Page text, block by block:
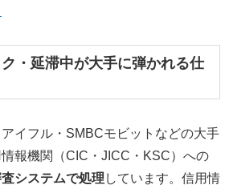
・延滞中が大手に弾かれる仕
イフル・SMBCモビットなどの大手
報機関（CIC・JICC・KSC）への
システムで処理 しています。信用情